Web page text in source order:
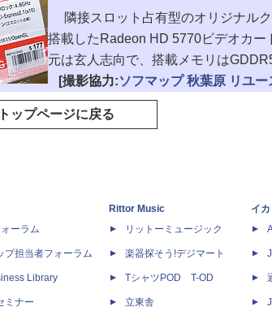
隣接スロット占有型のオリジナル
搭載したRadeon HD 5770ビデオカー
元は玄人志向で、搭載メモリは
[撮影協力:ソフマップ 秋葉原 リユー
トップページに戻る
ーラム
プ担当者フォーラム
Library
ミナー
Rittor Music
リットーミュージック
楽器探そう!デジマート
TシャツPOD T-OD
立東舎
イ